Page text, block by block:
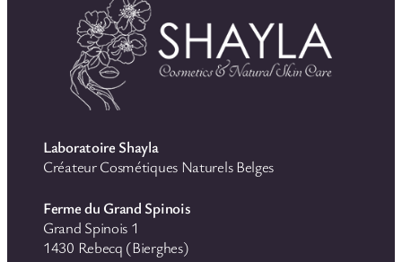
Laboratoire Shayla
Créateur Cosmétiques Naturels Belges
Ferme du Grand Spinois
Grand Spinois 1
1430 Rebecq (Bierghes)